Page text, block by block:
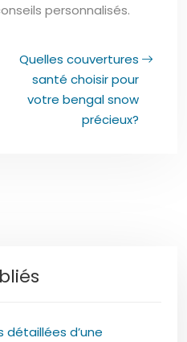
personnalisés.
Quelles couvertures
santé choisir pour
votre bengal snow
précieux?
détaillées d’une